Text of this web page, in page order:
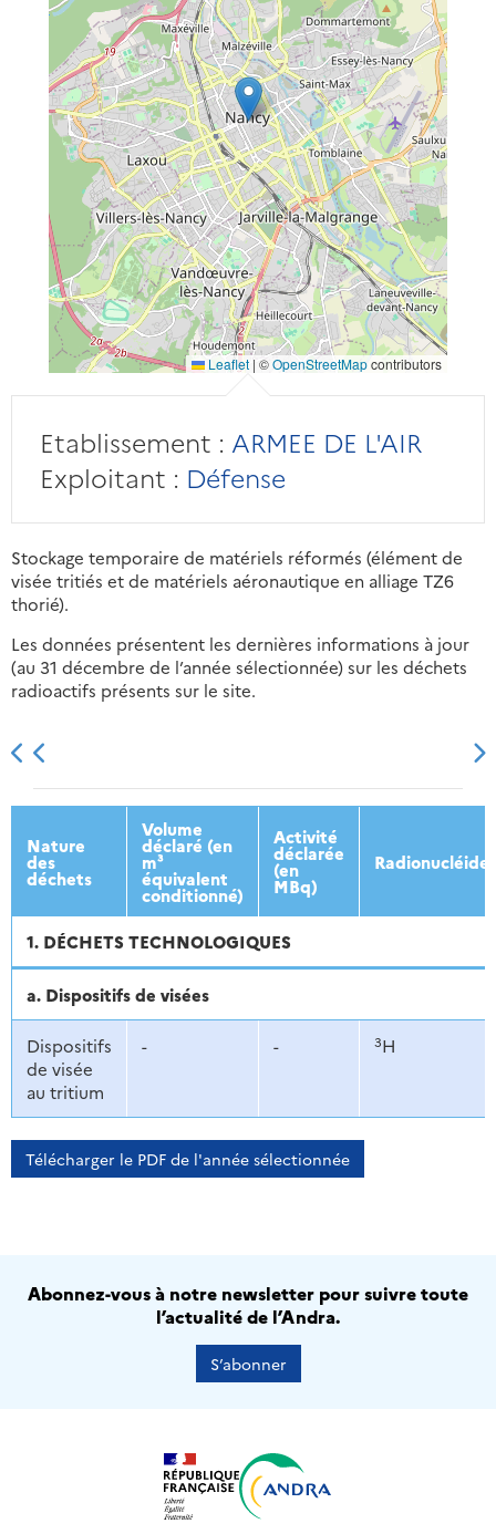
Leaflet | ©OpenStreetMapcontributors
Etablissement : ARMEE DE L'AIR
Exploitant : Défense
Stockage temporaire de matériels réformés (élément de
visée tritiés et de matériels aéronautique en alliage TZ6
thorié).
Les données présentent les dernières informations à jour
(au 31 décembre de l’année sélectionnée) sur les déchets
radioactifs présents sur le site.
2013 2014 2015 2016
Nature
des
déchets
Volume
déclaré (en
m³
équivalent
conditionné)
Activité
déclarée
(en
MBq)
Radionucléides
1. DÉCHETS TECHNOLOGIQUES
a. Dispositifs de visées
Dispositifs
de visée
au tritium
- - 3H
Télécharger le PDF de l'année sélectionnée
Abonnez-vous à notre newsletter pour suivre toute
l’actualité de l’Andra.
S’abonner